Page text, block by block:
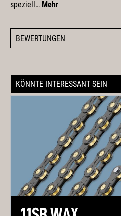
speziell… Mehr
BEWERTUNGEN
KÖNNTE INTERESSANT SEIN